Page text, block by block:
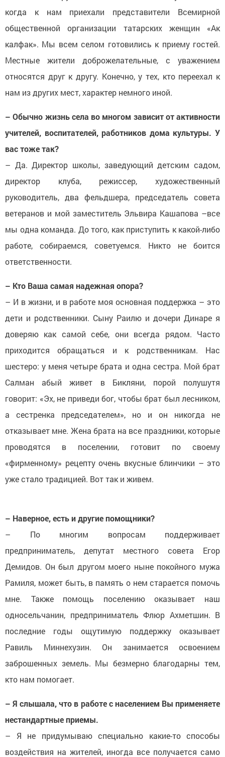
когда к нам приехали представители Всемирной
общественной организации татарских женщин «Ак
калфак». Мы всем селом готовились к приему гостей.
Местные жители доброжелательные, с уважением
относятся друг к другу. Конечно, у тех, кто переехал к
нам из других мест, характер немного иной.
– Обычно жизнь села во многом зависит от активности
учителей, воспитателей, работников дома культуры. У
вас тоже так?
– Да. Директор школы, заведующий детским садом,
директор клуба, режиссер, художественный
руководитель, два фельдшера, председатель совета
ветеранов и мой заместитель Эльвира Кашапова –все
мы одна команда. До того, как приступить к какой-либо
работе, собираемся, советуемся. Никто не боится
ответственности.
– Кто Ваша самая надежная опора?
– И в жизни, и в работе моя основная поддержка – это
дети и родственники. Сыну Раилю и дочери Динаре я
доверяю как самой себе, они всегда рядом. Часто
приходится обращаться и к родственникам. Нас
шестеро: у меня четыре брата и одна сестра. Мой брат
Салман абый живет в Бикляни, порой полушутя
говорит: «Эх, не приведи бог, чтобы брат был лесником,
а сестренка председателем», но и он никогда не
отказывает мне. Жена брата на все праздники, которые
проводятся в поселении, готовит по своему
«фирменному» рецепту очень вкусные блинчики – это
уже стало традицией. Вот так и живем.
– Наверное, есть и другие помощники?
– По многим вопросам поддерживает
предприниматель, депутат местного совета Егор
Демидов. Он был другом моего ныне покойного мужа
Рамиля, может быть, в память о нем старается помочь
мне. Также помощь поселению оказывает наш
односельчанин, предприниматель Флюр Ахметшин. В
последние годы ощутимую поддержку оказывает
Равиль Миннехузин. Он занимается освоением
заброшенных земель. Мы безмерно благодарны тем,
кто нам помогает.
– Я слышала, что в работе с населением Вы применяете
нестандартные приемы.
– Я не придумываю специально какие-то способы
воздействия на жителей, иногда все получается само